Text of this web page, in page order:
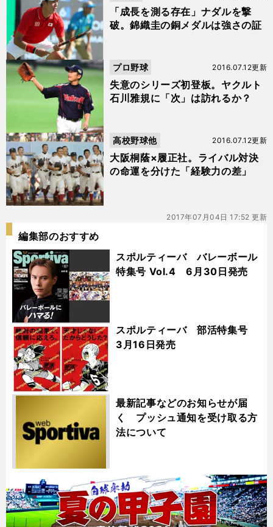
「成長を測る存在」ナダルを撃
破。錦織圭の銅メダルは強さの証
失意のシリーズ初登板。ヤクルト
石川雅規に「次」は訪れるか？
2016.07.12更新
プロ野球
大阪桐蔭×履正社。ライバル対決
の命運を分けた「経験力の差」
2016.07.12更新
高校野球他
2017年07月04日 17:52 更新
編集部のおすすめ
スポルティーバ バレーボール
特集号 Vol.4 6月30日発売
スポルティーバ 部活特集号
3月16日発売
最新記事などのお知らせが届
く プッシュ通知を受け取る方
法について